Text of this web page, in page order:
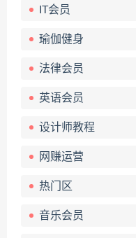
IT会员
瑜伽健身
法律会员
英语会员
设计师教程
网赚运营
热门区
音乐会员